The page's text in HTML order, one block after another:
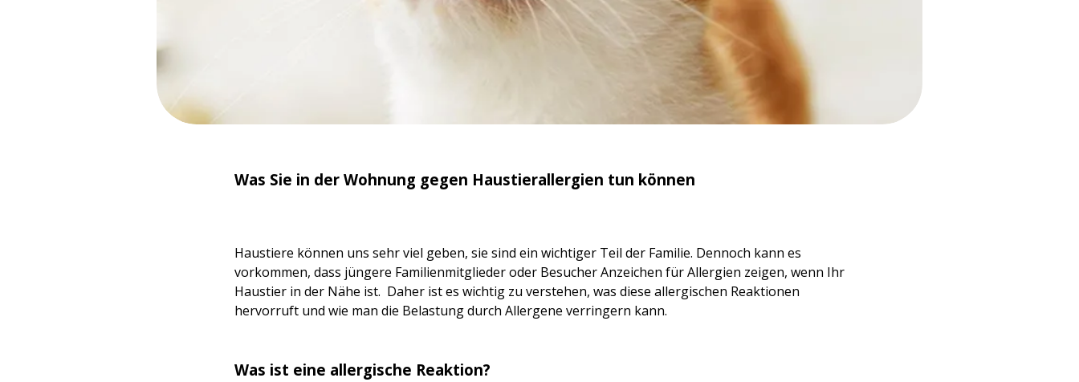
Was Sie in der Wohnung gegen Haustierallergien tun können
Haustiere können uns sehr viel geben, sie sind ein wichtiger Teil der Familie. Dennoch kann es
vorkommen, dass jüngere Familienmitglieder oder Besucher Anzeichen für Allergien zeigen, wenn Ihr
Haustier in der Nähe ist. Daher ist es wichtig zu verstehen, was diese allergischen Reaktionen
hervorruft und wie man die Belastung durch Allergene verringern kann.
Was ist eine allergische Reaktion?